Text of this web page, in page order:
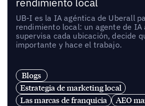
rendimiento local
UB-I es la IA agéntica de Uberall
rendimiento local: un agente de IA
supervisa cada ubicación, decide
importante y hace el trabajo.
Blogs
Estrategia de marketing local
Las marcas de franquicia
AEO